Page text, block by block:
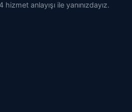
anlayışı ile yanınızdayız.